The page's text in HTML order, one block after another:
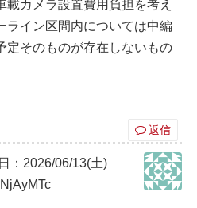
載カメラ設置費用負担を考え
ライン区間内については中編
定そのものが存在しないもの
返信
：2026/06/13(土)